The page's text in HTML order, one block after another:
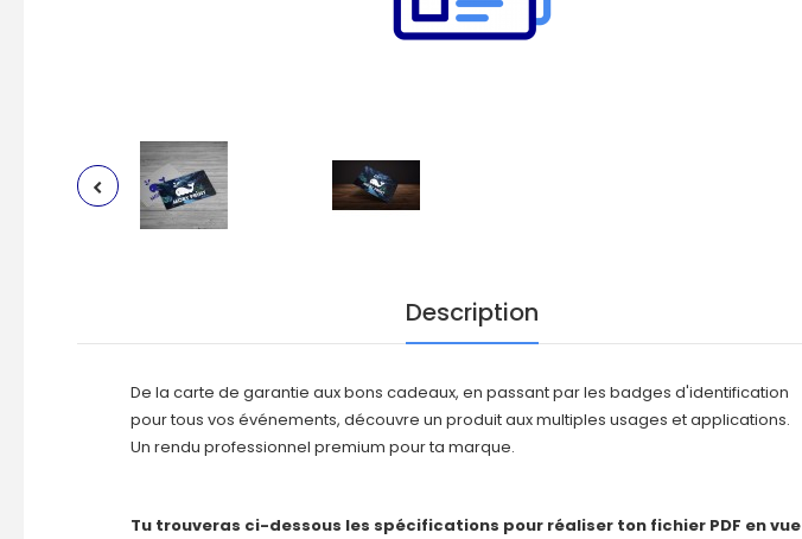
Description
De la carte de garantie aux bons cadeaux, en passant par les badges d'identification
pour tous vos événements, découvre un produit aux multiples usages et applications.
Un rendu professionnel premium pour ta marque.
Tu trouveras ci-dessous les spécifications pour réaliser ton fichier PDF en vue